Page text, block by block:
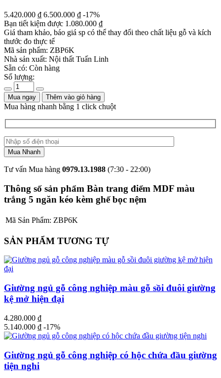
5.420.000 ₫ 6.500.000 ₫ -17%
Bạn tiết kiệm được 1.080.000 ₫
Giá tham khảo, báo giá sp có thể thay đổi theo chất liệu gỗ và kích
thước đo thực tế
Mã sản phẩm: ZBP6K
Nhà sản xuất: Nội thất Tuấn Linh
Sẵn có: Còn hàng
Số lượng:
Mua ngay Thêm vào giỏ hàng
Mua hàng nhanh bằng 1 click chuột
Tư vấn Mua hàng 0979.13.1988 (7:30 - 22:00)
Thông số sản phẩm Bàn trang điểm MDF màu
trắng 5 ngăn kéo kèm ghế bọc nệm
Mã Sản Phẩm: ZBP6K
SẢN PHẨM TƯƠNG TỰ
Giường ngủ gỗ công nghiệp màu gỗ sồi đuôi giường
kệ mở hiện đại
4.280.000 ₫
5.140.000 ₫ -17%
Giường ngủ gỗ công nghiệp có hộc chứa đầu giường
tiện nghi